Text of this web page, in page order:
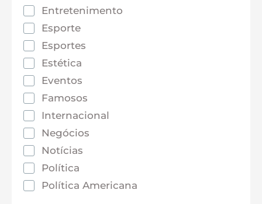
Entretenimento
Esporte
Esportes
Estética
Eventos
Famosos
Internacional
Negócios
Notícias
Política
Política Americana